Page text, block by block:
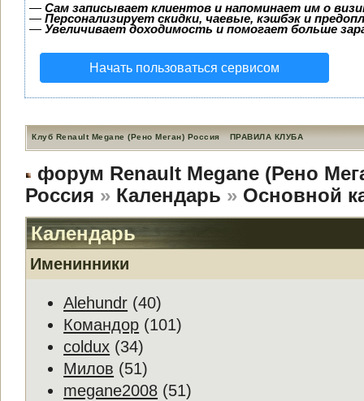
— Сам записывает клиентов и напоминает им о
— Персонализирует скидки, чаевые, кэшбэк и
— Увеличивает доходимость и помогает больше
Начать пользоваться сервисом
Клуб Renault Megane (Рено Меган) Россия ПРАВИЛА КЛУБА
форум Renault Megane (Рено
Россия » Календарь » Основной
Календарь
Именинники
Alehundr (40)
Командор (101)
coldux (34)
Милов (51)
megane2008 (51)